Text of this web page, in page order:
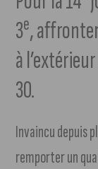
3e,
à
30.
Invaincu depuis
remporter un